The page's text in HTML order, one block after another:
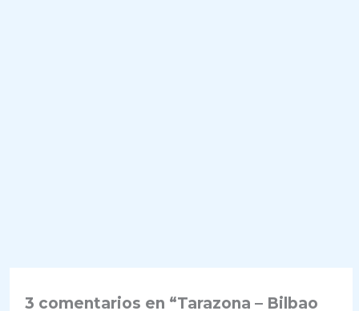
3 comentarios en “Tarazona – Bilbao